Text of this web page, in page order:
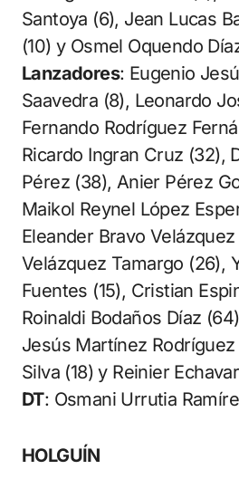
Santoya (6), Jean Lucas
(10) y Osmel Oquendo
Lanzadores: Eugenio
Saavedra (8), Leonardo
Fernando Rodríguez
Ricardo Ingran Cruz (32),
Pérez (38), Anier Pérez
Maikol Reynel López
Eleander Bravo Velázquez
Velázquez Tamargo (26),
Fuentes (15), Cristian
Roinaldi Bodaños Díaz
Jesús Martínez Rodríguez
Silva (18) y Reinier
DT: Osmani Urrutia
HOLGUÍN